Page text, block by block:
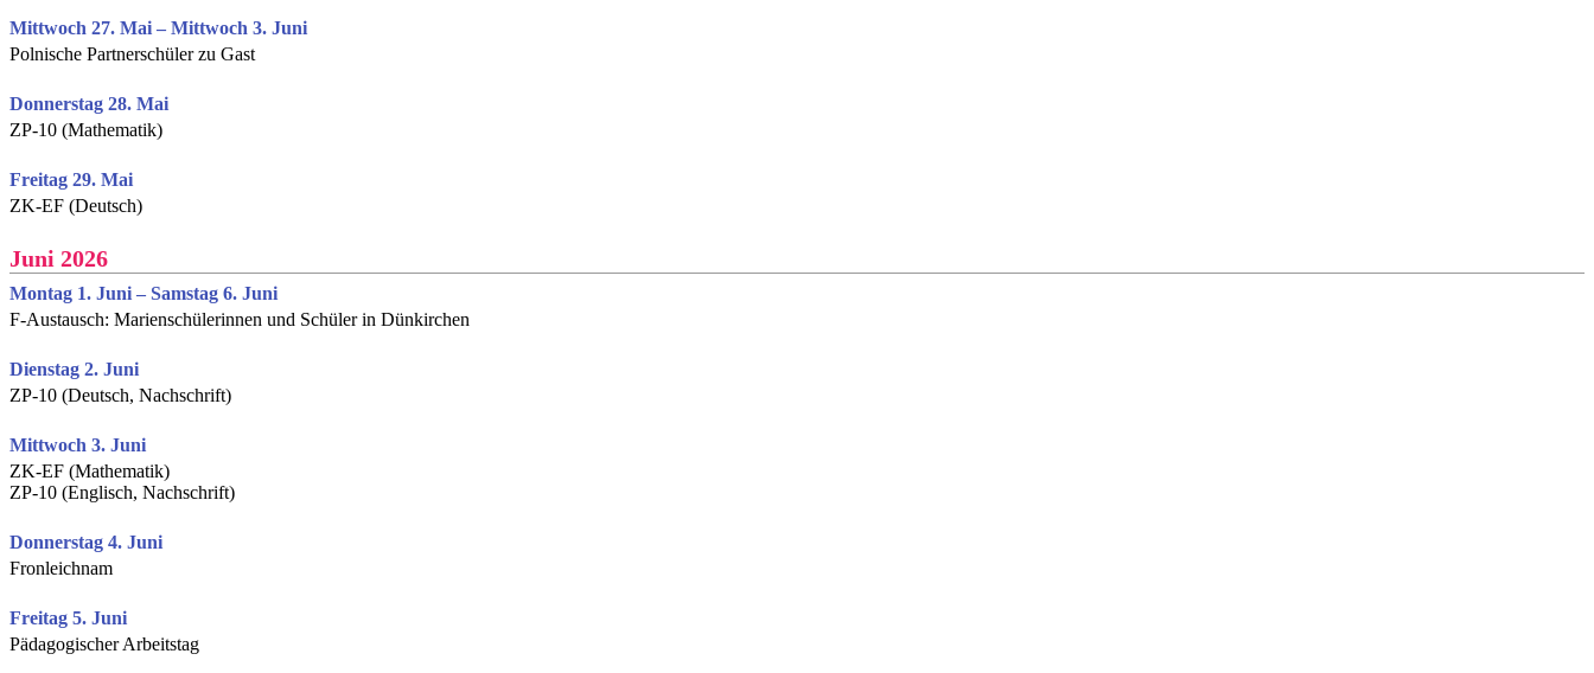
Mittwoch 27. Mai – Mittwoch 3. Juni
Polnische Partnerschüler zu Gast
Donnerstag 28. Mai
ZP-10 (Mathematik)
Freitag 29. Mai
ZK-EF (Deutsch)
Juni 2026
Montag 1. Juni – Samstag 6. Juni
F-Austausch: Marienschülerinnen und Schüler in Dünkirchen
Dienstag 2. Juni
ZP-10 (Deutsch, Nachschrift)
Mittwoch 3. Juni
ZK-EF (Mathematik)
ZP-10 (Englisch, Nachschrift)
Donnerstag 4. Juni
Fronleichnam
Freitag 5. Juni
Pädagogischer Arbeitstag